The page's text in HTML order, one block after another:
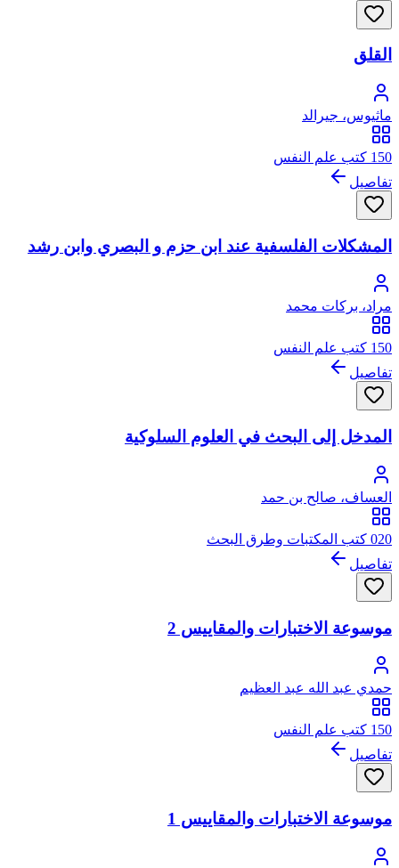
القلق
ماثيوس، جيرالد
150 كتب علم النفس
تفاصيل
المشكلات الفلسفية عند ابن حزم و البصري وابن رشد
مراد، بركات محمد
150 كتب علم النفس
تفاصيل
المدخل إلى البحث في العلوم السلوكية
العساف، صالح بن حمد
020 كتب المكتبات وطرق البحث
تفاصيل
موسوعة الاختبارات والمقاييس 2
حمدي عبد الله عبد العظيم
150 كتب علم النفس
تفاصيل
موسوعة الاختبارات والمقاييس 1